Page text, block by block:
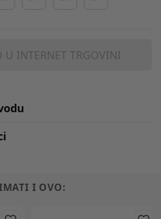
U INTERNET TRGOVINI
I OVO: